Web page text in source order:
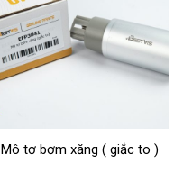
Mô tơ bơm xăng ( giắc to )